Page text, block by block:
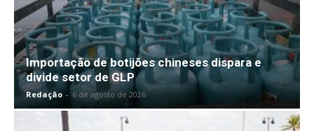
Importação de botijões chineses dispara e
divide setor de GLP
Redação - 6 de agosto de 2026